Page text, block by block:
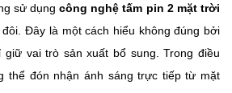
sử dụngcông nghệ tấm pin 2 mặt trời
Đây là một cách hiểu không đúng bởi
vai trò sản xuất bổ sung. Trong điều
thể đón nhận ánh sáng trực tiếp từ mặt